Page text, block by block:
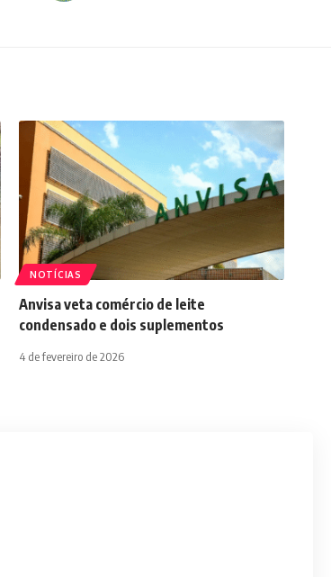
NOTÍCIAS
Anvisa veta comércio de leite
condensado e dois suplementos
4 de fevereiro de 2026